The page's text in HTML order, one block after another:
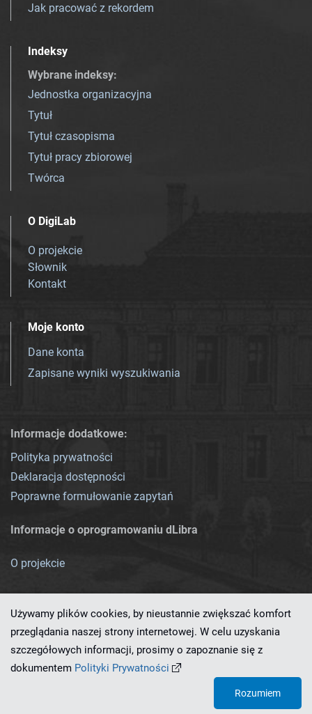
Jak pracować z rekordem
Indeksy
Wybrane indeksy:
Jednostka organizacyjna
Tytuł
Tytuł czasopisma
Tytuł pracy zbiorowej
Twórca
O DigiLab
O projekcie
Słownik
Kontakt
Moje konto
Dane konta
Zapisane wyniki wyszukiwania
Informacje dodatkowe:
Polityka prywatności
Deklaracja dostępności
Poprawne formułowanie zapytań
Informacje o oprogramowaniu dLibra
O projekcie
Ten serwis działa dzięki oprogramowaniu
Używamy plików cookies, by nieustannie zwiększać komfort
przeglądania naszej strony internetowej. W celu uzyskania
szczegółowych informacji, prosimy o zapoznanie się z
dokumentem Polityki Prywatności
Rozumiem